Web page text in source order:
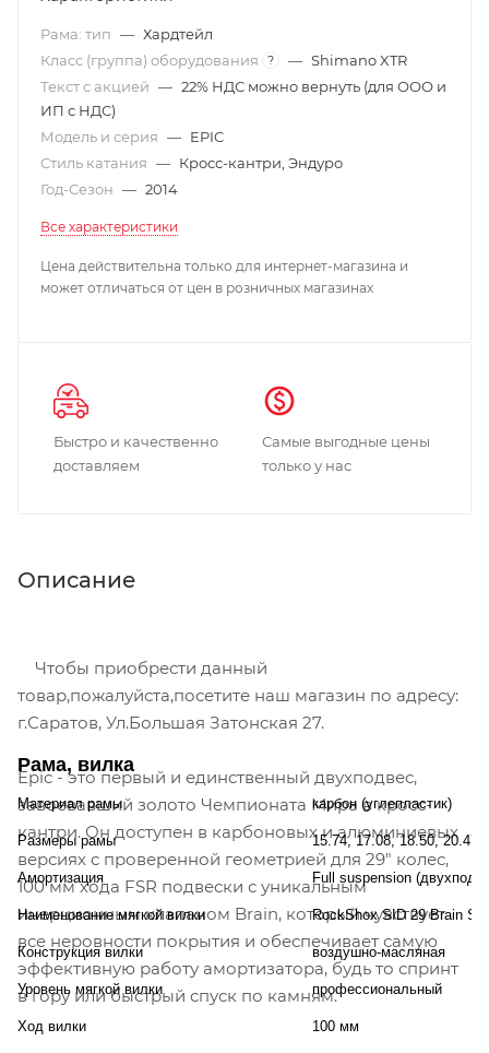
Рама: тип — Хардтейл
Класс (группа) оборудования
? — Shimano XTR
Текст с акцией — 22% НДС можно вернуть (для ООО и
ИП с НДС)
Модель и серия — EPIC
Стиль катания — Кросс-кантри, Эндуро
Год-Сезон — 2014
Все характеристики
Цена действительна только для интернет-магазина и
может отличаться от цен в розничных магазинах
Быстро и качественно
доставляем
Самые выгодные цены
только у нас
Описание
Чтобы приобрести данный
товар,пожалуйста,посетите наш магазин по адресу:
г.Саратов, Ул.Большая Затонская 27.
Epic - это первый и единственный двухподвес,
завоевавший золото Чемпионата Мира в кросс-
кантри. Он доступен в карбоновых и алюминиевых
версиях с проверенной геометрией для 29" колес,
100 мм хода FSR подвески с уникальным
инерционным клапаном Brain, который чувствует
все неровности покрытия и обеспечивает самую
эффективную работу амортизатора, будь то спринт
в гору или быстрый спуск по камням.
Рама, вилка
Материал рамы карбон (углепластик)
Размеры рамы 15.74, 17.08, 18.50, 20.47
Амортизация Full suspension
Наименование мягкой вилки RockShox SID 29 Brain
Конструкция вилки воздушно-масляная
Уровень мягкой вилки профессиональный
Ход вилки 100 мм